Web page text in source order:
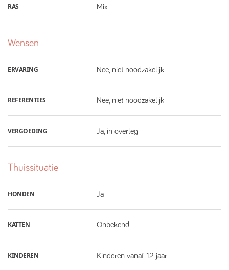
RAS Mix
Wensen
ERVARING Nee, niet noodzakelijk
REFERENTIES Nee, niet noodzakelijk
VERGOEDING Ja, in overleg
Thuissituatie
HONDEN Ja
KATTEN Onbekend
KINDEREN Kinderen vanaf 12 jaar